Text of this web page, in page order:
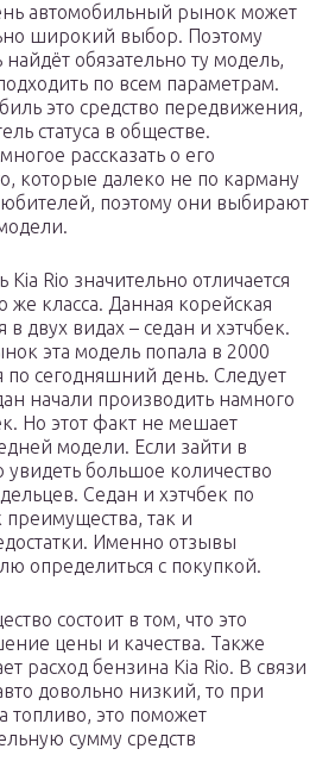
автомобильный рынок может
широкий выбор. Поэтому
обязательно ту модель,
по всем параметрам.
это средство передвижения,
статуса в обществе.
рассказать о его
которые далеко не по карману
поэтому они выбирают
Rio значительно отличается
же класса. Данная корейская
в двух видах – седан и хэтчбек.
эта модель попала в 2000
по сегодняшний день. Следует
начали производить намного
Но этот факт не мешает
модели. Если зайти в
большое количество
Седан и хэтчбек по
так и
Именно отзывы
определиться с покупкой.
состоит в том, что это
цены и качества. Также
расход бензина Kia Rio. В связи
довольно низкий, то при
это поможет
сумму средств